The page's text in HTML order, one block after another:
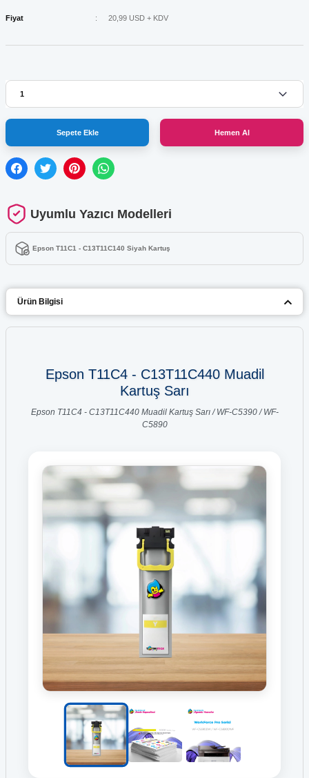
Fiyat 20,99 USD + KDV
Sepete Ekle Hemen Al
Uyumlu Yazıcı Modelleri
Epson T11C1 - C13T11C140 Siyah Kartuş
Ürün Bilgisi
Epson T11C4 - C13T11C440 Muadil
Kartuş Sarı
Epson T11C4 - C13T11C440 Muadil Kartuş Sarı / WF-C5390 / WF-
C5890